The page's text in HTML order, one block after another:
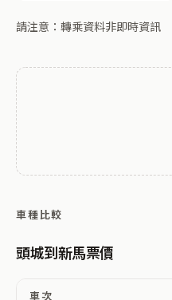
請注意：轉乘資料非即時資訊
車種比較
頭城到新馬票價
車次